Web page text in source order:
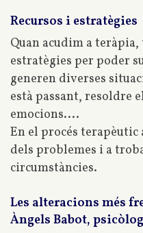
Recursos i estratègies
Quan acudim a
estratègies per poder
generen diverses
està passant, resoldre
emocions....
En el procés
dels problemes i a
circumstàncies.
Les alteracions més
Àngels Babot,